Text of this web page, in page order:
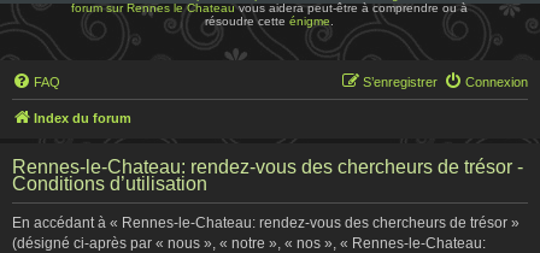
forum sur Rennes le Chateauvous aidera peut-être à comprendre ou à
résoudre cetteénigme
FAQ Connexion
S’enregistrer
Index du forum
Rennes-le-Chateau: rendez-vous des chercheurs de trésor -
Conditions d’utilisation
En accédant à « Rennes-le-Chateau: rendez-vous des chercheurs de trésor »
(désigné ci-après par « nous », « notre », « nos », « Rennes-le-Chateau: